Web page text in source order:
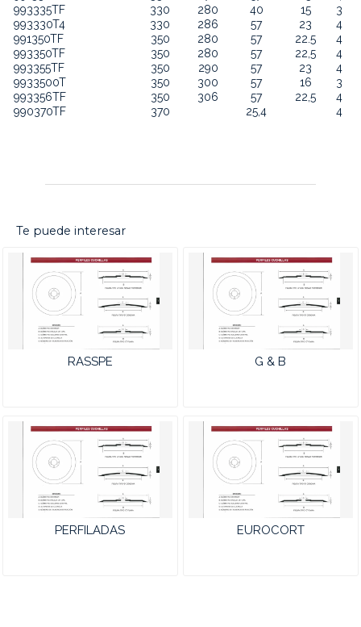
993335TF
330 280 40 15
3
993330T4
330 286 57 23
4
991350TF
350 280 57 22.5
4
993350TF
350 280 57 22,5
4
993355TF
350 290 57 23
4
9933500T
350 300 57 16
3
993356TF
350 306 57 22,5
4
990370TF
370 25,4 4
Te puede interesar
RASSPE G & B
PERFILADAS EUROCORT